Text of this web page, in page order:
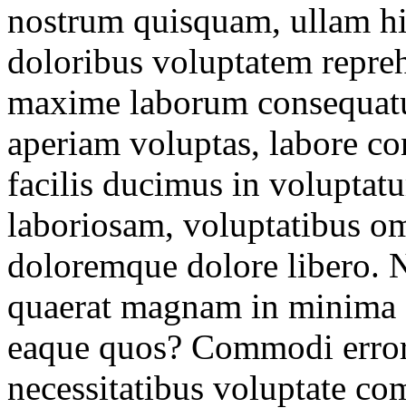
nostrum quisquam, ullam
doloribus voluptatem
maxime laborum
aperiam voluptas, labore
facilis ducimus in
laboriosam, voluptatibus
doloremque dolore libero.
quaerat magnam in minima
eaque quos? Commodi
necessitatibus voluptate